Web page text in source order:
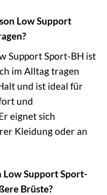
Low Support
Support Sport-BH ist
im Alltag tragen
und ist ideal für
und
eignet sich
Kleidung oder an
Low Support Sport-
Brüste?